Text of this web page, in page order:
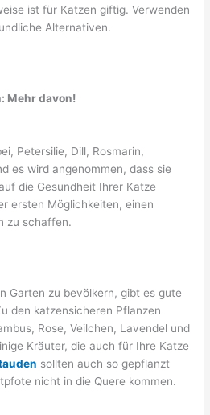
ist für Katzen giftig. Verwenden
Alternativen.
Mehr davon!
Petersilie, Dill, Rosmarin,
es wird angenommen, dass sie
die Gesundheit Ihrer Katze
ersten Möglichkeiten, einen
zu schaffen.
Garten zu bevölkern, gibt es gute
den katzensicheren Pflanzen
Rose, Veilchen, Lavendel und
Kräuter, die auch für Ihre Katze
sollten auch so gepflanzt
nicht in die Quere kommen.